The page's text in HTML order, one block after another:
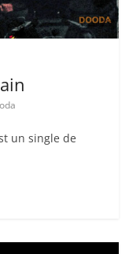
un single de